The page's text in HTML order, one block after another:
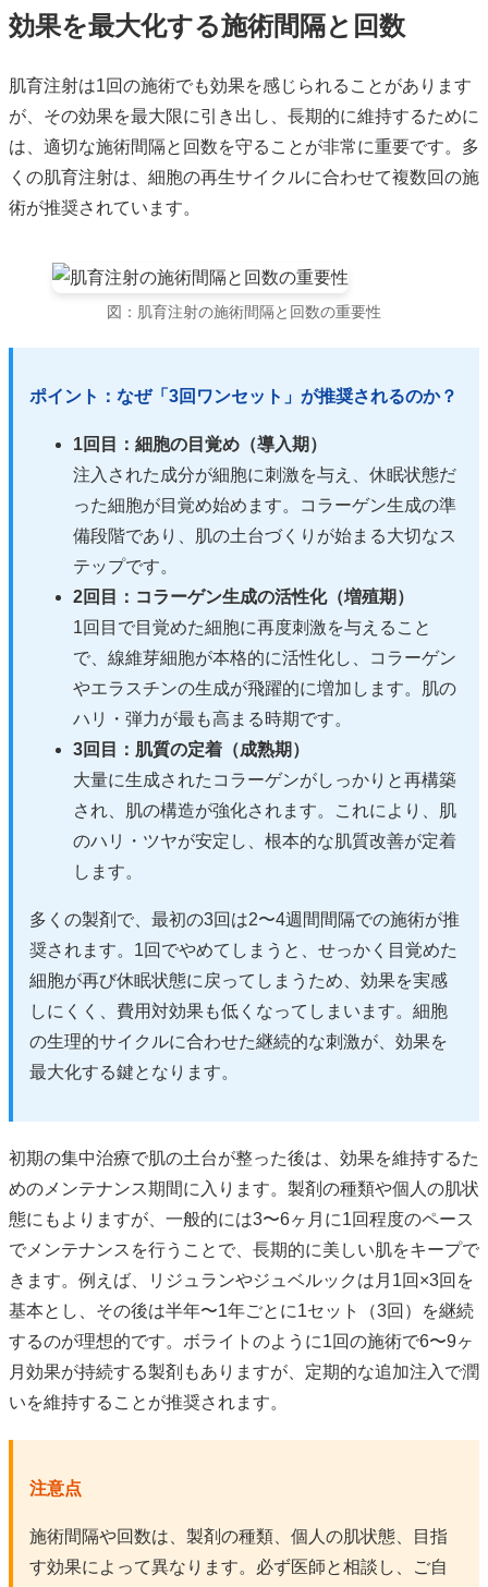
効果を最大化する施術間隔と回数
肌育注射は1回の施術でも効果を感じられることがあります
が、その効果を最大限に引き出し、長期的に維持するために
は、適切な施術間隔と回数を守ることが非常に重要です。多
くの肌育注射は、細胞の再生サイクルに合わせて複数回の施
術が推奨されています。
図：肌育注射の施術間隔と回数の重要性
ポイント：なぜ「3回ワンセット」が推奨されるのか？
1回目：細胞の目覚め（導入期）
注入された成分が細胞に刺激を与え、休眠状態だ
った細胞が目覚め始めます。コラーゲン生成の準
備段階であり、肌の土台づくりが始まる大切なス
テップです。
2回目：コラーゲン生成の活性化（増殖期）
1回目で目覚めた細胞に再度刺激を与えること
で、線維芽細胞が本格的に活性化し、コラーゲン
やエラスチンの生成が飛躍的に増加します。肌の
ハリ・弾力が最も高まる時期です。
3回目：肌質の定着（成熟期）
大量に生成されたコラーゲンがしっかりと再構築
され、肌の構造が強化されます。これにより、肌
のハリ・ツヤが安定し、根本的な肌質改善が定着
します。
多くの製剤で、最初の3回は2〜4週間間隔での施術が推
奨されます。1回でやめてしまうと、せっかく目覚めた
細胞が再び休眠状態に戻ってしまうため、効果を実感
しにくく、費用対効果も低くなってしまいます。細胞
の生理的サイクルに合わせた継続的な刺激が、効果を
最大化する鍵となります。
初期の集中治療で肌の土台が整った後は、効果を維持するた
めのメンテナンス期間に入ります。製剤の種類や個人の肌状
態にもよりますが、一般的には3〜6ヶ月に1回程度のペース
でメンテナンスを行うことで、長期的に美しい肌をキープで
きます。例えば、リジュランやジュベルックは月1回×3回を
基本とし、その後は半年〜1年ごとに1セット（3回）を継続
するのが理想的です。ボライトのように1回の施術で6〜9ヶ
月効果が持続する製剤もありますが、定期的な追加注入で潤
いを維持することが推奨されます。
注意点
施術間隔や回数は、製剤の種類、個人の肌状態、目指
す効果によって異なります。必ず医師と相談し、ご自